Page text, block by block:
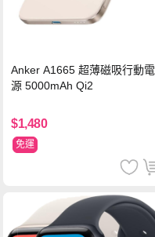
Anker A1665 超薄磁吸行動電
源 5000mAh Qi2
$1,480
免運